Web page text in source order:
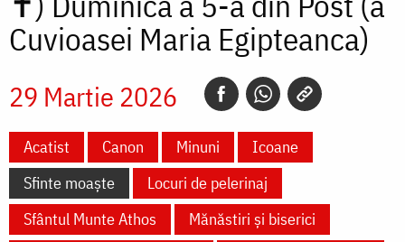
Cuvioasei Maria Egipteanca)
29 Martie 2026
Acatist Canon Minuni
Icoane
Sfinte moaște
Locuri de pelerinaj
Sfântul Munte Athos
Mănăstiri și biserici